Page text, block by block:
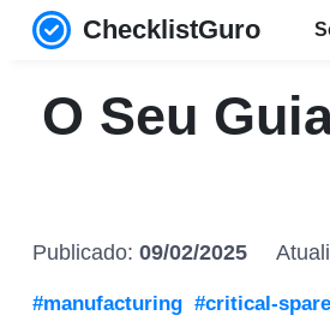
ChecklistGuro
O Seu
Publicado: 09/02/2025
#manufacturing #critical-